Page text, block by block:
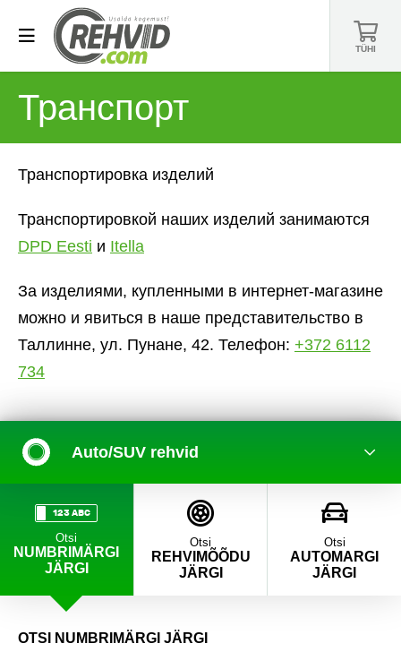
TÜHI
Транспорт
Транспортировка изделий
Транспортировкой наших изделий занимаются
DPD Eesti и Itella
За изделиями, купленными в интернет-магазине
можно и явиться в наше представительство в
Таллинне, ул. Пунане, 42. Телефон: +372 6112
734
Auto/SUV rehvid
123 ABC
Otsi
NUMBRIMÄRGI
JÄRGI
Otsi
REHVIMÕÕDU
JÄRGI
Otsi
AUTOMARGI
JÄRGI
OTSI NUMBRIMÄRGI JÄRGI